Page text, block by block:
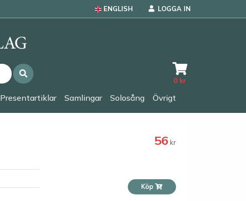
ENGLISH LOGGA IN
0 kr
Presentartiklar Samlingar Solosång Övrigt
56 kr
Köp